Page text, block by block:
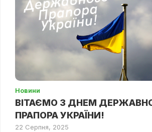
Новини
ВІТАЄМО З ДНЕМ
ПРАПОРА УКРАЇНИ!
22 Серпня, 2025